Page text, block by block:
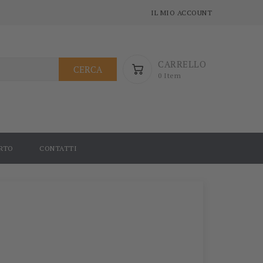
IL MIO ACCOUNT
CARRELLO
0 Item
CERCA
CONTATTI